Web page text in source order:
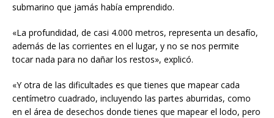
submarino que jamás había emprendido.
«La profundidad, de casi 4.000 metros, representa un desafío,
además de las corrientes en el lugar, y no se nos permite
tocar nada para no dañar los restos», explicó.
«Y otra de las dificultades es que tienes que mapear cada
centímetro cuadrado, incluyendo las partes aburridas, como
en el área de desechos donde tienes que mapear el lodo, pero